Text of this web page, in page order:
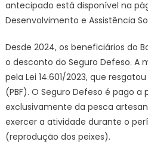
antecipado está disponível na
Desenvolvimento e Assistência
Desde 2024, os beneficiários do
o desconto do Seguro Defeso. A
pela Lei 14.601/2023, que
(PBF). O Seguro Defeso é pago
exclusivamente da pesca
exercer a atividade durante o
(reprodução dos peixes).